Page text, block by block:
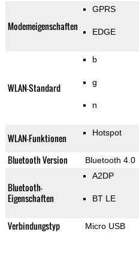
Modemeigenschaften
GPRS
EDGE
WLAN-Standard
b
g
n
WLAN-Funktionen Hotspot
Bluetooth Version Bluetooth 4.0
Bluetooth-
Eigenschaften
A2DP
BT LE
Verbindungstyp Micro USB